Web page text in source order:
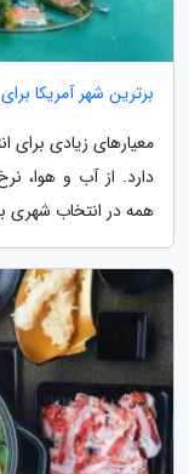
برترین شهر آمریکا
معیارهای زیادی برای
دارد. از آب و هوا،
همه در انتخاب شهری